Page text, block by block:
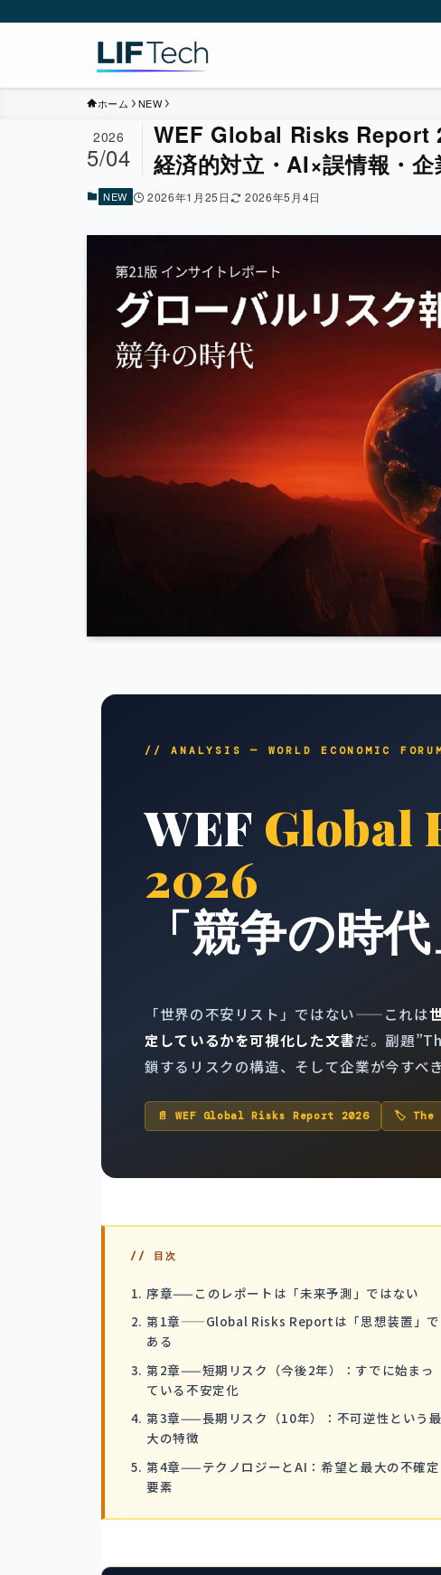
ホーム NEW
WEF Global Risks Report
経済的対立・AI×誤情報・
2026
5/04
NEW 2026年1月25日 2026年5月4日
// ANALYSIS — WORLD ECONOMIC
WEF Global
2026
「競争の時
「世界の不安リスト」ではない——これは
定しているかを可視化した文書だ。副題
鎖するリスクの構造、そして企業が今すべ
📄 WEF Global Risks Report 2026 🏷️ The
// 目次
序章——このレポートは「未来予測」ではない
第1章——Global Risks Reportは「思想装置」で
ある
第2章——短期リスク（今後2年）：すでに始まっ
ている不安定化
第3章——長期リスク（10年）：不可逆性という最
大の特徴
第4章——テクノロジーとAI：希望と最大の不確定
要素